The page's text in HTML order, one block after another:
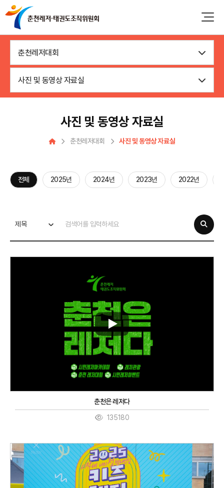
춘천레저대회
사진 및 동영상 자료실
사진 및 동영상 자료실
춘천레저대회 사진 및 동영상 자료실
전체 2025년 2024년 2023년 2022년
제목
춘천은 레저다
135180